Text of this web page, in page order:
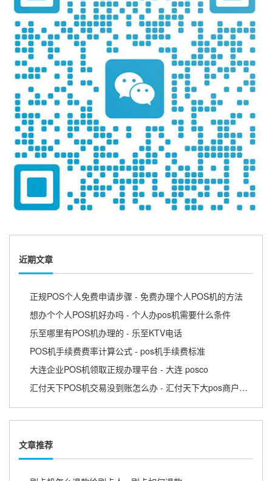
近期文章
正规POS个人免费申请步骤 - 免费办理个人POS机的方法
想办个个人POS机好办吗 - 个人办pos机需要什么条件
乐至哪里有POS机办理的 - 乐至KTV电话
POS机手续费费率计算公式 - pos机手续费标准
大连企业POS机领取正规办理平台 - 大连 posco
汇付天下POS机交易没到账怎么办 - 汇付天下大pos商户版APP
文章推荐